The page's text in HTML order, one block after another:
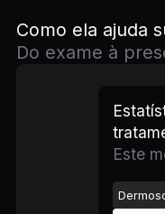
Como ela ajuda
Do exame à
Este